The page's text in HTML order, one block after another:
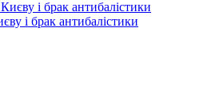
і брак антибалістики